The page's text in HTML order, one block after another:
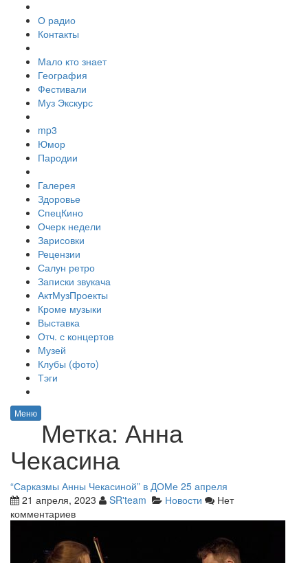
О радио
Контакты
Мало кто знает
География
Фестивали
Муз Экскурс
mp3
Юмор
Пародии
Галерея
Здоровье
СпецКино
Очерк недели
Зарисовки
Рецензии
Салун ретро
Записки звукача
АктМузПроекты
Кроме музыки
Выставка
Отч. с концертов
Музей
Клубы (фото)
Тэги
Меню
Метка: Анна
Чекасина
“Сарказмы Анны Чекасиной” в ДОМе 25 апреля
21 апреля, 2023
SR'team Новости
Нет
комментариев